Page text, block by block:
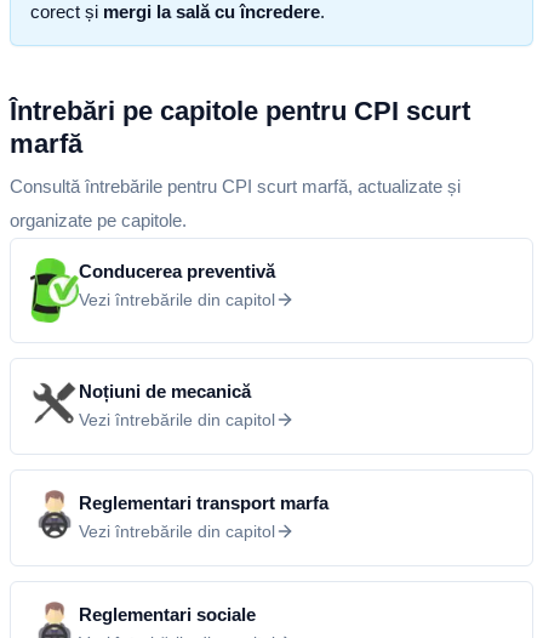
corect și mergi la sală cu încredere.
Întrebări pe capitole pentru CPI scurt
marfă
Consultă întrebările pentru CPI scurt marfă, actualizate și
organizate pe capitole.
Conducerea preventivă
Vezi întrebările din capitol
Noțiuni de mecanică
Vezi întrebările din capitol
Reglementari transport marfa
Vezi întrebările din capitol
Reglementari sociale